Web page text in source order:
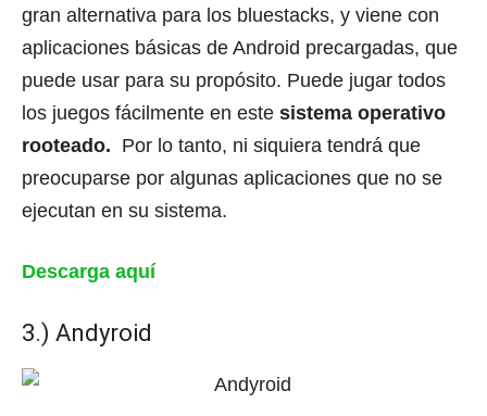
gran alternativa para los bluestacks, y viene con
aplicaciones básicas de Android precargadas, que
puede usar para su propósito. Puede jugar todos
los juegos fácilmente en este sistema operativo
rooteado. Por lo tanto, ni siquiera tendrá que
preocuparse por algunas aplicaciones que no se
ejecutan en su sistema.
Descarga aquí
3.) Andyroid